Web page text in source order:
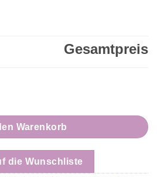
Gesamtpreis
personalisiert für Tripp Trapp
Warenkorb
die Wunschliste